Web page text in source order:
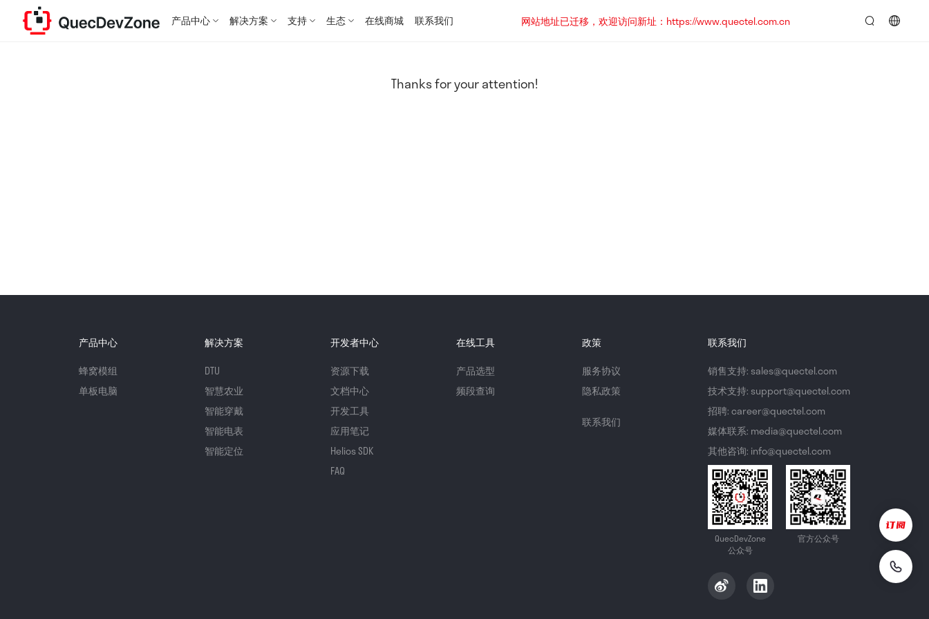
产品中心 解决方案 支持 生态 在线商城 联系我们
网站地址已迁移，欢迎访问新址：https://www.quectel.com.cn
Thanks for your attention!
产品中心
蜂窝模组
单板电脑
解决方案
DTU
智慧农业
智能穿戴
智能电表
智能定位
开发者中心
资源下载
文档中心
开发工具
应用笔记
Helios SDK
FAQ
在线工具
产品选型
频段查询
政策
服务协议
隐私政策
联系我们
联系我们
销售支持: sales@quectel.com
技术支持: support@quectel.com
招聘: career@quectel.com
媒体联系: media@quectel.com
其他咨询: info@quectel.com
QuecDevZone
公众号
官方公众号